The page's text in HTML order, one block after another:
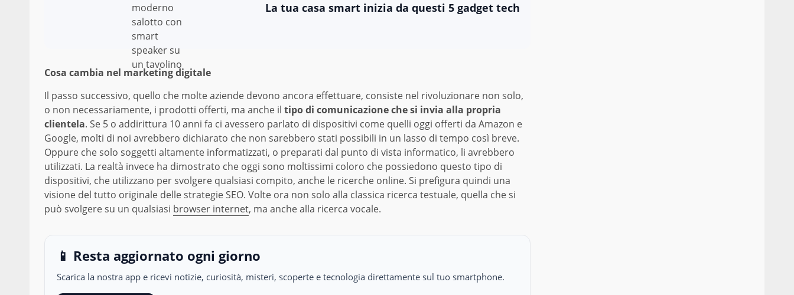
La tua casa smart inizia da questi 5 gadget tech
Cosa cambia nel marketing digitale
Il passo successivo, quello che molte aziende devono ancora effettuare, consiste nel rivoluzionare non solo,
o non necessariamente, i prodotti offerti, ma anche il tipo di comunicazione che si invia alla propria
clientela. Se 5 o addirittura 10 anni fa ci avessero parlato di dispositivi come quelli oggi offerti da Amazon e
Google, molti di noi avrebbero dichiarato che non sarebbero stati possibili in un lasso di tempo così breve.
Oppure che solo soggetti altamente informatizzati, o preparati dal punto di vista informatico, li avrebbero
utilizzati. La realtà invece ha dimostrato che oggi sono moltissimi coloro che possiedono questo tipo di
dispositivi, che utilizzano per svolgere qualsiasi compito, anche le ricerche online. Si prefigura quindi una
visione del tutto originale delle strategie SEO. Volte ora non solo alla classica ricerca testuale, quella che si
può svolgere su un qualsiasi browser internet, ma anche alla ricerca vocale.
📱 Resta aggiornato ogni giorno
Scarica la nostra app e ricevi notizie, curiosità, misteri, scoperte e tecnologia direttamente sul tuo smartphone.